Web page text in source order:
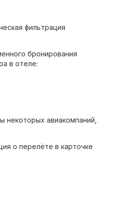
фильтрация
бронирования
в отеле;
сайта.
некоторых авиакомпаний,
о перелёте в карточке
со специальными